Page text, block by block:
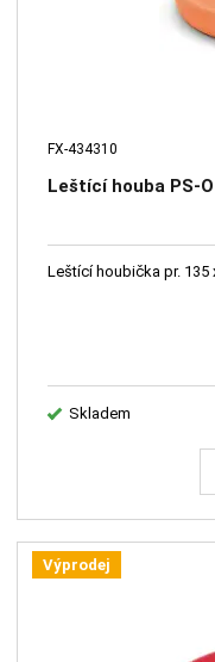
FX-434310
Leštící houba PS-
Leštící houbička pr. 135
Skladem
Výprodej